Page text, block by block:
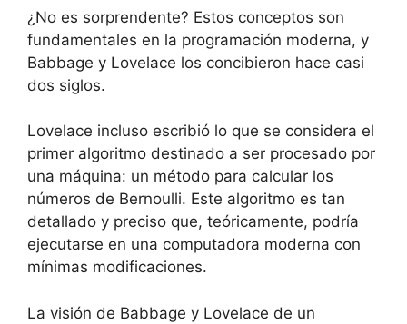
¿No es sorprendente? Estos conceptos son
fundamentales en la programación moderna, y
Babbage y Lovelace los concibieron hace casi
dos siglos.
Lovelace incluso escribió lo que se considera el
primer algoritmo destinado a ser procesado por
una máquina: un método para calcular los
números de Bernoulli. Este algoritmo es tan
detallado y preciso que, teóricamente, podría
ejecutarse en una computadora moderna con
mínimas modificaciones.
La visión de Babbage y Lovelace de un